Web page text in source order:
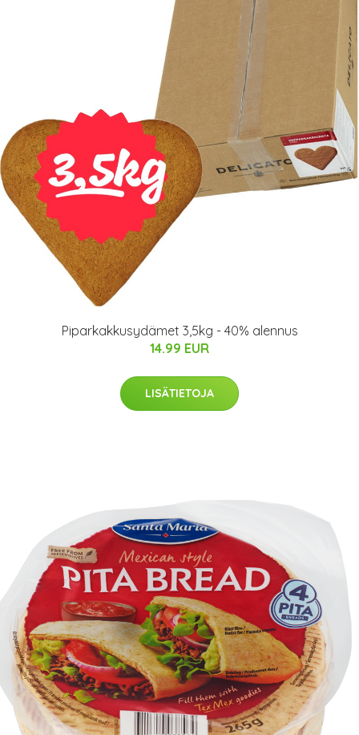
Piparkakkusydämet 3,5kg - 40% alennus
14.99 EUR
LISÄTIETOJA